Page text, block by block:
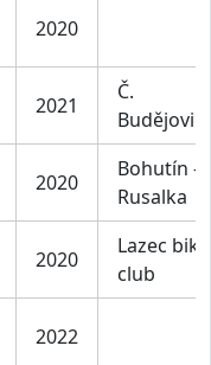
2020
2021
Č.
2020
Bohutín -
Rusalka
2020
Lazec bike
club
2022